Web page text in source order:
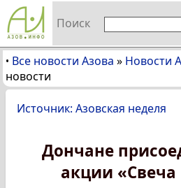
Поиск
• Все новости Азова » Новости
новости
Источник: Азовская неделя
Дончане
акции